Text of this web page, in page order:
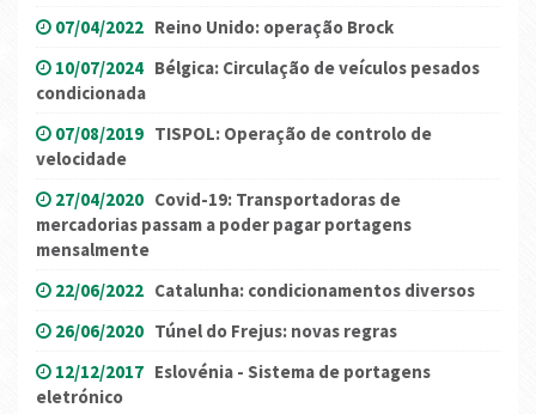
07/04/2022 Reino Unido: operação Brock
10/07/2024 Bélgica: Circulação de veículos pesados
condicionada
07/08/2019 TISPOL: Operação de controlo de
velocidade
27/04/2020 Covid-19: Transportadoras de
mercadorias passam a poder pagar portagens
mensalmente
22/06/2022 Catalunha: condicionamentos diversos
26/06/2020 Túnel do Frejus: novas regras
12/12/2017 Eslovénia - Sistema de portagens
eletrónico